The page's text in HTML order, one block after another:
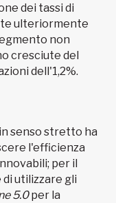
dei tassi di
ulteriormente
non
cresciute del
dell'1,2%.
senso stretto ha
l'efficienza
per il
utilizzare gli
5.0per la